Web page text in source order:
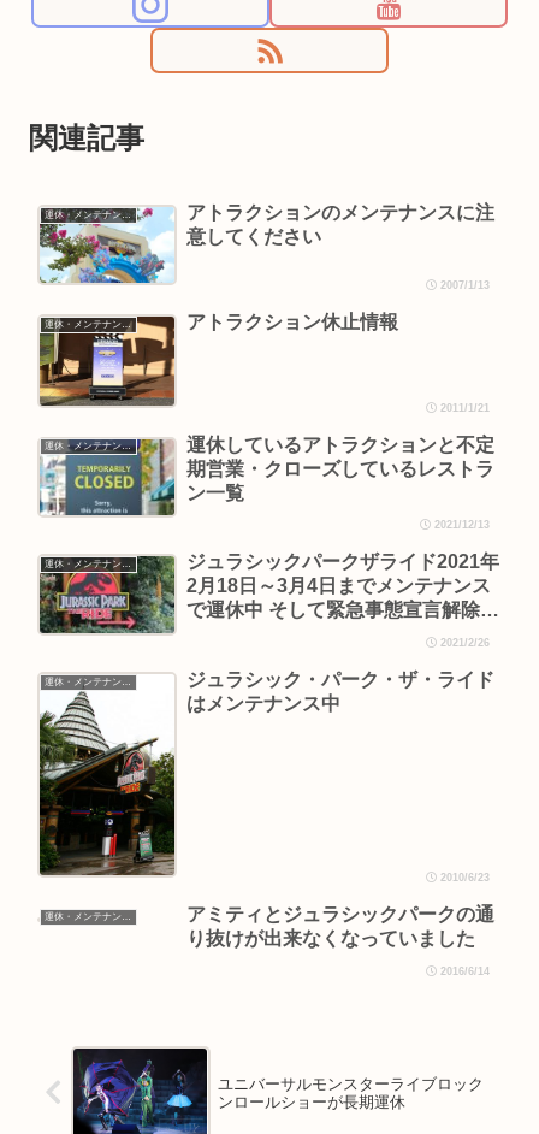
関連記事
運休・メンテナンス情報
アトラクションのメンテナンスに注
意してください
2007/1/13
運休・メンテナンス情報 アトラクション休止情報
2011/1/21
運休・メンテナンス情報
運休しているアトラクションと不定
期営業・クローズしているレストラ
ン一覧
2021/12/13
運休・メンテナンス情報
ジュラシックパークザライド2021年
2月18日～3月4日までメンテナンス
で運休中 そして緊急事態宣言解除の
2021/2/26
ジュラシック・パーク・ザ・ライド
はメンテナンス中
2010/6/23
アミティとジュラシックパークの通
り抜けが出来なくなっていました
2016/6/14
ユニバーサルモンスターライブロック
ンロールショーが長期運休